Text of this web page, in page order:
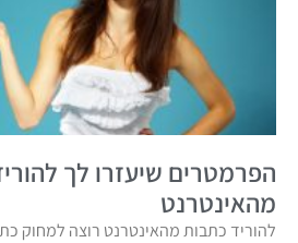
הפרמטרים שיעזרו לך
מהאינטרנט
להוריד כתבות מהאינטרנט רוצה למחוק